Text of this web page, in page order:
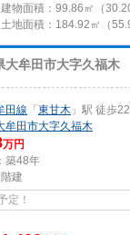
建物面積： 99.86㎡（
土地面積： 184.92㎡（
大牟田市大字久福木
田線 「 東甘木 」駅 徒歩
牟田市大字久福木
万円
築48年
建
定！